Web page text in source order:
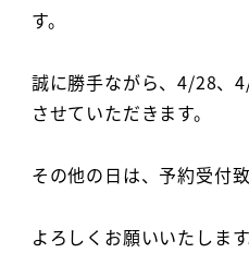
す。
誠に勝手ながら、4/28、
させていただきます。
その他の日は、予約受付致
よろしくお願いいたします